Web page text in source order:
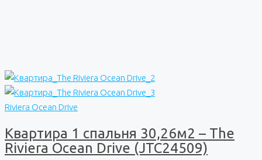
Riviera Ocean Drive
Квартира 1 спальня 30,26м2 – The
Riviera Ocean Drive (JTC24509)